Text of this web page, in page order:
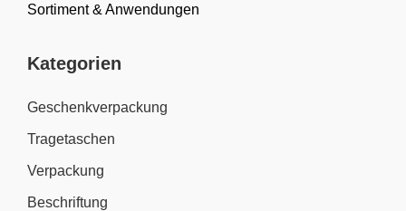
Sortiment & Anwendungen
Kategorien
Geschenkverpackung
Tragetaschen
Verpackung
Beschriftung